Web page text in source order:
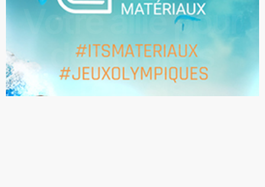
Votre allié pour
des projets
réussis